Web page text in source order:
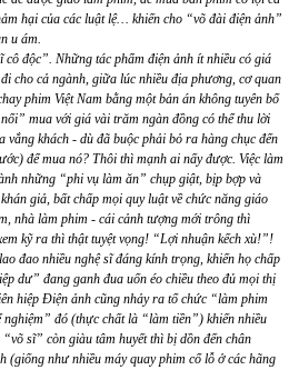
hại của các luật lệ… khiến cho “võ đài điện ảnh”
u ám.
độc”. Những tác phẩm điện ảnh ít nhiều có giá
cho cả ngành, giữa lúc nhiều địa phương, cơ quan
phim Việt Nam bằng một bản án không tuyên bố
mua với giá vài trăm ngàn đồng có thể thu lời
khách - dù đã buộc phải bỏ ra hàng chục đến
để mua nó? Thôi thì mạnh ai nấy được. Việc làm
những “phi vụ làm ăn” chụp giật, bịp bợp và
giả, bất chấp mọi quy luật về chức năng giáo
nhà làm phim - cái cảnh tượng mới trông thì
kỹ ra thì thật tuyệt vọng! “Lợi nhuận kếch xù!”!
đao nhiều nghệ sĩ đáng kính trọng, khiến họ chấp
dư” đang ganh đua uốn éo chiều theo đủ mọi thị
hiệp Điện ảnh cũng nhảy ra tổ chức “làm phim
đó (thực chất là “làm tiền”) khiến nhiều
sĩ” còn giàu tâm huyết thì bị dồn đến chân
(giống như nhiều máy quay phim cổ lỗ ở các hãng